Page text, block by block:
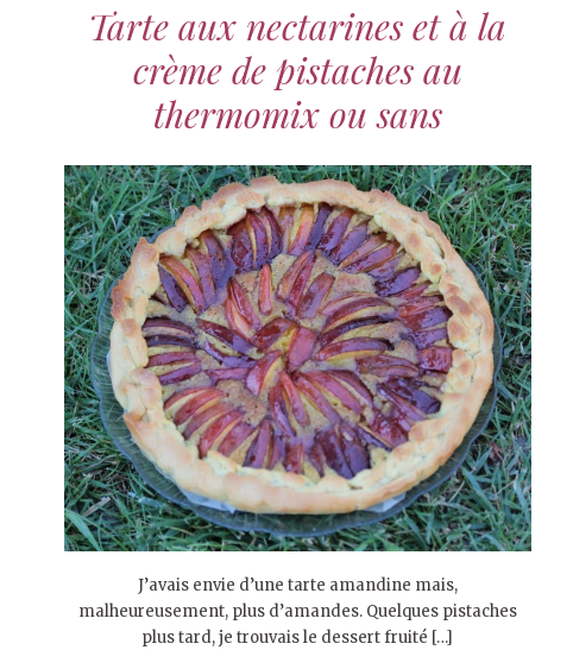
Tarte aux nectarines et à la
crème de pistaches au
thermomix ou sans
J’avais envie d’une tarte amandine mais,
malheureusement, plus d’amandes. Quelques pistaches
plus tard, je trouvais le dessert fruité […]